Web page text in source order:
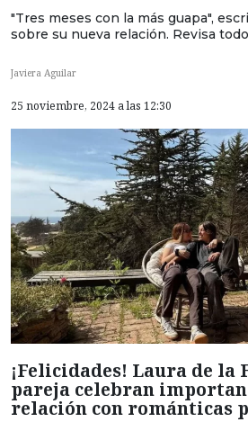
"Tres meses con la más guapa",
sobre su nueva relación. Revisa
Javiera Aguilar
25 noviembre, 2024 a las 12:30
¡Felicidades! Laura de la
pareja celebran
relación con románticas